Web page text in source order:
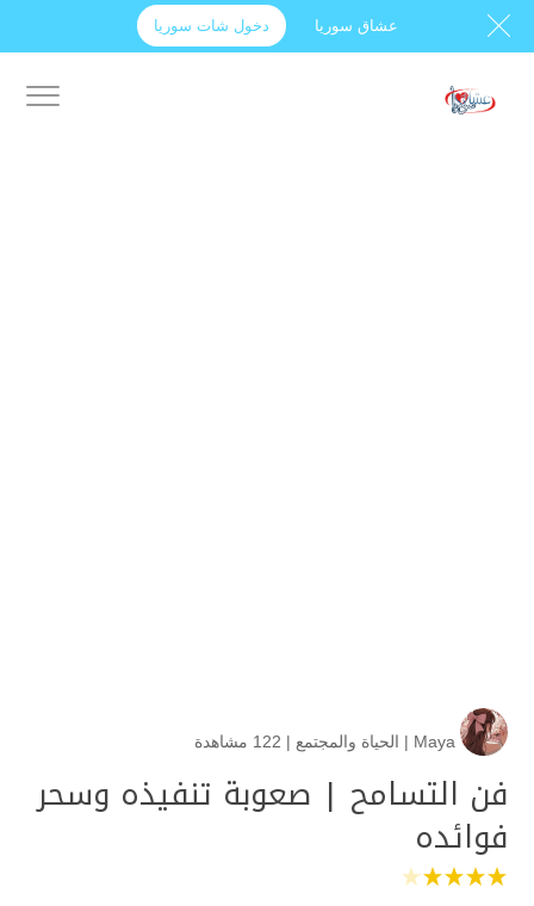
عشاق سوريا دخول شات سوريا
Maya
| الحياة والمجتمع | 122 مشاهدة
فن التسامح | صعوبة تنفيذه وسحر
فوائده